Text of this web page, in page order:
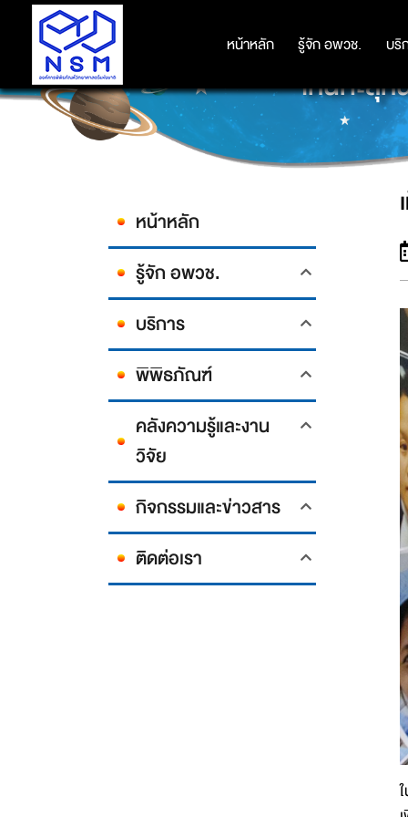
หน้าหลัก รู้จัก อพวช. บริ
หน้าหลัก รู้จัก อพวช. บริ
เห็นทะลุ
หน้าหลัก
รู้จัก อพวช.
บริการ
พิพิธภัณฑ์
คลังความรู้และงาน
วิจัย
กิจกรรมและข่าวสาร
ติดต่อเรา